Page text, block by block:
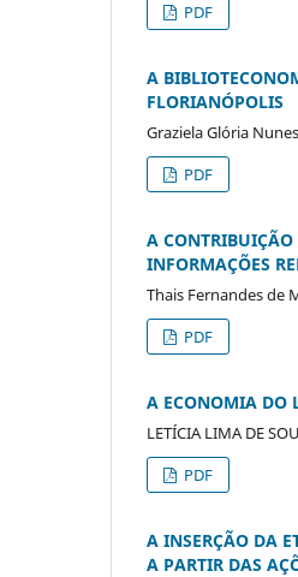
PDF
A
FLORIANÓPOLIS
Graziela Glória
PDF
A CONTRIBUIÇÃO
INFORMAÇÕES
Thais Fernandes de
PDF
A ECONOMIA DO
LETÍCIA LIMA DE
PDF
A INSERÇÃO DA
A PARTIR DAS